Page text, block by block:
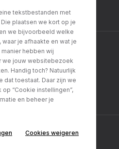
Berens B.V.
tekstbestanden met
plaatsen we kort op je
we bijvoorbeeld welke
waar je afhaakte en wat je
hebben wij
we jouw websitebezoek
Handig toch? Natuurlijk
dat toestaat. Daar zijn we
op “Cookie instellingen”,
en beheer je
Cookies weigeren